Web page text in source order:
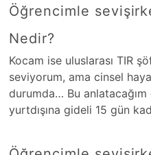
Öğrencimle
Nedir?
Kocam ise uluslarası TIR
seviyorum, ama cinsel
durumda… Bu anlatacağım
yurtdışına gideli 15 gün